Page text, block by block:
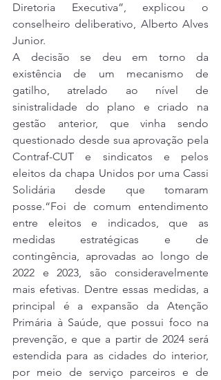
Diretoria Executiva”, explicou o
conselheiro deliberativo, Alberto Alves
Junior.
A decisão se deu em torno da
existência de um mecanismo de
gatilho, atrelado ao nível de
sinistralidade do plano e criado na
gestão anterior, que vinha sendo
questionado desde sua aprovação pela
Contraf-CUT e sindicatos e pelos
eleitos da chapa Unidos por uma Cassi
Solidária desde que tomaram
posse.“Foi de comum entendimento
entre eleitos e indicados, que as
medidas estratégicas e de
contingência, aprovadas ao longo de
2022 e 2023, são consideravelmente
mais efetivas. Dentre essas medidas, a
principal é a expansão da Atenção
Primária à Saúde, que possui foco na
prevenção, e que a partir de 2024 será
estendida para as cidades do interior,
por meio de serviço parceiros e de